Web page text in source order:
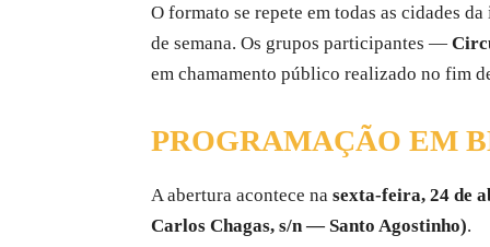
O formato se repete em todas as cidades
de semana. Os grupos participantes —
em chamamento público realizado no fim
PROGRAMAÇÃO EM
A abertura acontece na sexta-feira, 24 de
Carlos Chagas, s/n — Santo Agostinho).